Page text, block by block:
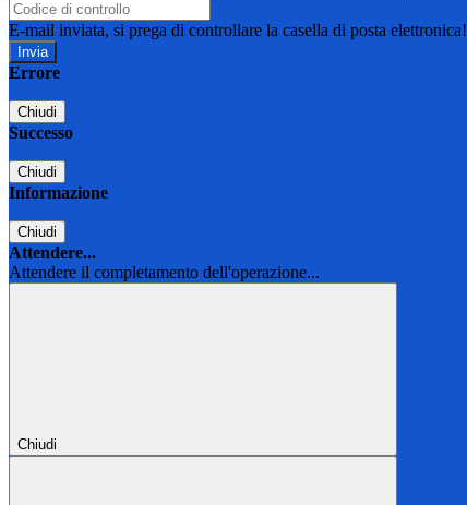
E-mail inviata, si prega di controllare la casella di posta elettronica!
Errore
Chiudi
Successo
Chiudi
Informazione
Chiudi
Attendere...
Attendere il completamento dell'operazione...
Chiudi